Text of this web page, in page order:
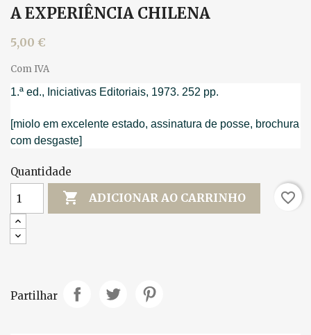
A EXPERIÊNCIA CHILENA
5,00 €
Com IVA
1.ª ed., Iniciativas Editoriais, 1973. 252 pp.
[miolo em excelente estado, assinatura de posse, brochura
com desgaste]
Quantidade
 ADICIONAR AO CARRINHO favorite_border
Partilhar